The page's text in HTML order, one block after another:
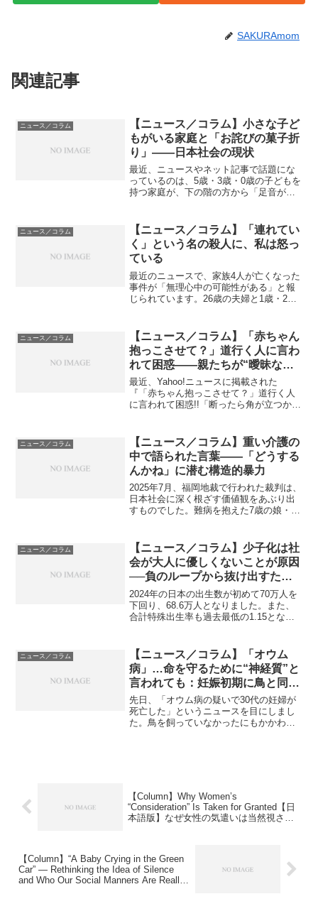
SAKURAmom
関連記事
ニュース／コラム
【ニュース／コラム】小さな子ど
もがいる家庭と「お詫びの菓子折
り」——日本社会の現状
最近、ニュースやネット記事で話題にな
っているのは、5歳・3歳・0歳の子どもを
持つ家庭が、下の階の方から「足音がう
と言ったものの、親としては「迷惑をか
けてしまったのでは」と...
ニュース／コラム
【ニュース／コラム】「連れてい
く」という名の殺人に、私は怒っ
ている
最近のニュースで、家族4人が亡くなった
事件が「無理心中の可能性がある」と報
じられています。26歳の夫婦と1歳・2歳
による無理心中、つまり妻や子どもを道
連れにしたものだっ...
ニュース／コラム
【ニュース／コラム】「赤ちゃん
抱っこさせて？」道行く人に言わ
れて困惑——親たちが“曖昧な態
度”を選ぶ理由
最近、Yahoo!ニュースに掲載された
『「赤ちゃん抱っこさせて？」道行く人
に言われて困惑!!「断ったら角が立つか
になっています。記事では、ある若い母
親が道で高齢女性に「...
ニュース／コラム
【ニュース／コラム】重い介護の
中で語られた言葉――「どうする
んかね」に潜む構造的暴力
2025年7月、福岡地裁で行われた裁判は、
日本社会に深く根ざす価値観をあぶり出
すものでした。難病を抱えた7歳の娘・心
に問われた事件。母親は法廷で「このま
ま生きたらだめな...
ニュース／コラム
【ニュース／コラム】少子化は社
会が大人に優しくないことが原因
──負のループから抜け出すため
に
2024年の日本の出生数が初めて70万人を
下回り、68.6万人となりました。また、
合計特殊出生率も過去最低の1.15とな
Powered by JNN, 202...
ニュース／コラム
【ニュース／コラム】「オウム
病」…命を守るために“神経質”と
言われても：妊娠初期に鳥と同席
を避けた私の話
先日、「オウム病の疑いで30代の妊婦が
死亡した」というニュースを目にしまし
た。鳥を飼っていなかったにもかかわら
【Column】Why Women’s
“Consideration” Is Taken for Granted【日
本語版】なぜ女性の気遣いは当然視され
【Column】“A Baby Crying in the Green
Car” — Rethinking the Idea of Silence
and Who Our Social Manners Are Really